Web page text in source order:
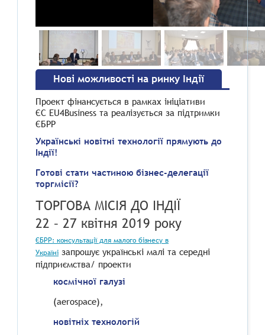
Нові можливості на ринку Індії
Проект фінансується в рамках ініціативи
ЄС EU4Business та реалізується за підтримки
ЄБРР
Українські новітні технології прямують до
Індії!
Готові стати частиною бізнес-делегації
торгмісії?
ТОРГОВА МІСІЯ ДО ІНДІЇ
22 – 27 квітня 2019 року
ЄБРР: консультації для малого бізнесу в
Україні запрошує українські малі та середні
підприємства/ проекти
космічної галузі
(aerospace),
новітніх технологій